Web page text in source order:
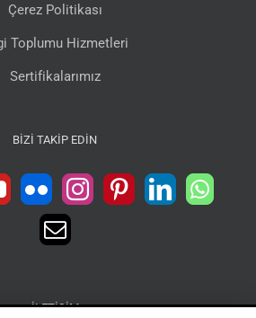
Çerez Politikası
Toplumu Hizmetleri
Sertifikalarımız
BIZI TAKIP EDIN
İLETIŞIM